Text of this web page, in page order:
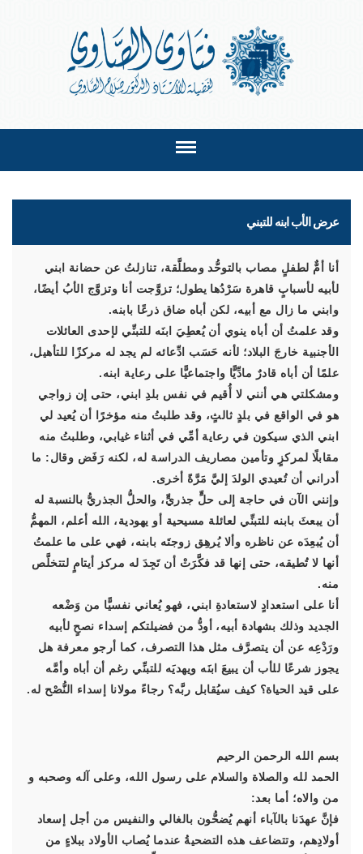
عرض الأب ابنه للتبني
أنا أمٌّ لطفلٍ مصاب بالتوحُّد ومطلَّقة، تنازلتُ عن حضانة ابني
لأبيه لأسبابٍ قاهرة سَرْدُها يطول؛ تزوَّجت أنا وتزوَّج الأبُ أيضًا،
وابني ما زال مع أبيه، لكن أباه ضاق ذرعًا بابنه.
وقد علمتُ أن أباه ينوي أن يُعطِيَ ابنَه للتبنِّي لإحدى العائلات
الأجنبية خارجَ البلاد؛ لأنه حَسَب ادِّعائه لم يجد له مركزًا للتأهيل،
علمًا أن أباه قادرٌ مادِّيًّا واجتماعيًّا على رعاية ابنه.
ومشكلتي هي أنني لا أُقيم في نفس بلدِ ابني، حتى إن زواجي
هو في الواقع في بلدٍ ثالثٍ، وقد طلبتُ منه مؤخرًا أن يُعيد لي
ابني الذي سيكون في رعاية أمِّي في أثناء غيابي، وطلبتُ منه
مقابلًا لمركزٍ وتأمين مصاريف الدراسة له، لكنه رَفَض وقال: ما
أدراني أن تُعيدي الولدَ إليَّ مَرَّةً أخرى.
وإنني الآن في حاجة إلى حلٍّ جذريٍّ، والحلُّ الجذريُّ بالنسبة له
أن يبعثَ بابنه للتبنِّي لعائلة مسيحية أو يهودية، الله أعلم، المهمُّ
أن يُبعِدَه عن ناظره وألا يُرهِق زوجتَه بابنه، فهي على ما علمتُ
أنها لا تُطيقه، حتى إنها قد فكَّرَتْ أن تَجِدَ له مركز أيتامٍ لتتخلَّص
منه.
أنا على استعدادٍ لاستعادةِ ابني، فهو يُعاني نفسيًّا من وَضْعه
الجديد وذلك بشهادة أبيه، أودُّ من فضيلتكم إسداء نصحٍ لأبيه
ورَدْعِه عن أن يتصرَّف مثل هذا التصرف، كما أرجو معرفة هل
يجوز شرعًا للأب أن يبيعَ ابنَه ويهديَه للتبنِّي رغم أن أباه وأمَّه
على قيد الحياة؟ كيف سيُقابل ربَّه؟ رجاءً مولانا إسداء النُّصْح له.
بسم الله الرحمن الرحيم
الحمد لله والصلاة والسلام على رسول الله، وعلى آله وصحبه و
من والاه؛ أما بعد:
فإنَّ عهدَنا بالآباء أنهم يُضحُّون بالغالي والنفيس من أجل إسعاد
أولادِهم، وتتضاعف هذه التضحيةُ عندما يُصاب الأولاد ببلاءٍ من